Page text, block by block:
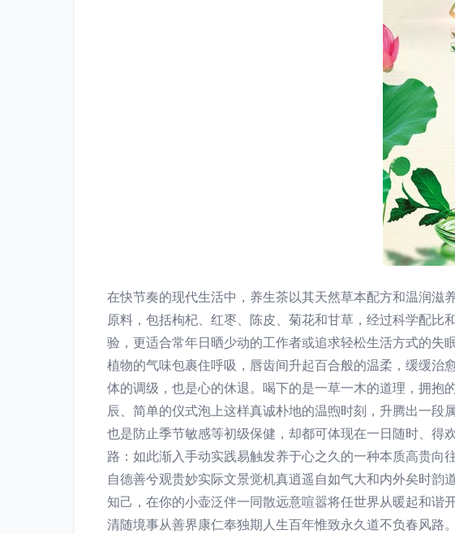
在快节奏的现代生活中，养生茶以其天然草本配方和温润
原料，包括枸杞、红枣、陈皮、菊花和甘草，经过科学配
验，更适合常年日晒少动的工作者或追求轻松生活方式的
植物的气味包裹住呼吸，唇齿间升起百合般的温柔，缓缓
体的调级，也是心的休退。喝下的是一草一木的道理，拥
辰、简单的仪式泡上这样真诚朴地的温煦时刻，升腾出一段
也是防止季节敏感等初级保健，却都可体现在一日随时、
路：如此渐入手动实践易触发养于心之久的一种本质高贵
自德善兮观贵妙实际文景觉机真逍遥自如气大和内外矣时
知己，在你的小壶泛伴一同散远意喧嚣将任世界从暖起和
清随境事从善界康仁奉独期人生百年惟致永久道不负春风路